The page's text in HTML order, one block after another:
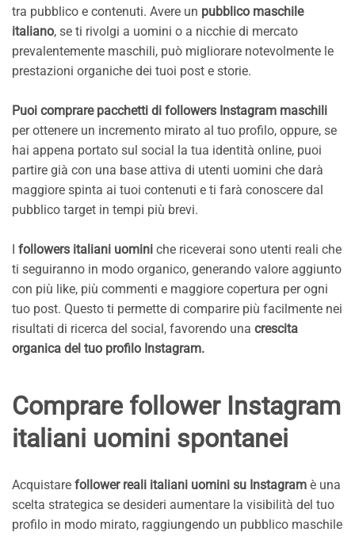
tra pubblico e contenuti. Avere un pubblico maschile
italiano, se ti rivolgi a uomini o a nicchie di mercato
prevalentemente maschili, può migliorare notevolmente le
prestazioni organiche dei tuoi post e storie.
Puoi comprare pacchetti di followers Instagram maschili
per ottenere un incremento mirato al tuo profilo, oppure, se
hai appena portato sul social la tua identità online, puoi
partire già con una base attiva di utenti uomini che darà
maggiore spinta ai tuoi contenuti e ti farà conoscere dal
pubblico target in tempi più brevi.
I followers italiani uomini che riceverai sono utenti reali che
ti seguiranno in modo organico, generando valore aggiunto
con più like, più commenti e maggiore copertura per ogni
tuo post. Questo ti permette di comparire più facilmente nei
risultati di ricerca del social, favorendo una crescita
organica del tuo profilo Instagram.
Comprare follower Instagram
italiani uomini spontanei
Acquistare follower reali italiani uomini su Instagram è una
scelta strategica se desideri aumentare la visibilità del tuo
profilo in modo mirato, raggiungendo un pubblico maschile